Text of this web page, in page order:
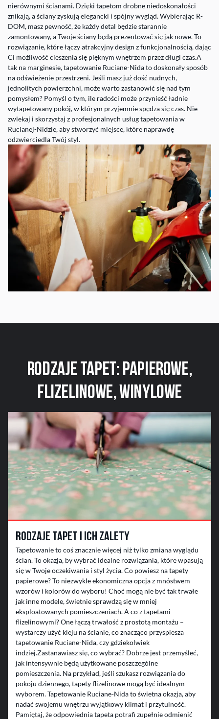
nierównymi ścianami. Dzięki tapetom drobne niedoskonałości
znikają, a ściany zyskują elegancki i spójny wygląd. Wybierając R-
DOM, masz pewność, że każdy detal będzie starannie
zamontowany, a Twoje ściany będą prezentować się jak nowe. To
rozwiązanie, które łączy atrakcyjny design z funkcjonalnością, dając
Ci możliwość cieszenia się pięknym wnętrzem przez długi czas.A
tak na marginesie, tapetowanie Ruciane-Nida to doskonały sposób
na odświeżenie przestrzeni. Jeśli masz już dość nudnych,
jednolitych powierzchni, może warto zastanowić się nad tym
pomysłem? Pomyśl o tym, ile radości może przynieść ładnie
wytapetowany pokój, w którym przyjemnie spędza się czas. Nie
zwlekaj i skorzystaj z profesjonalnych usług tapetowania w
Rucianej-Nidzie, aby stworzyć miejsce, które naprawdę
odzwierciedla Twój styl.
Rodzaje tapet:Papierowe,
flizelinowe, winylowe
Rodzaje tapet i ich zalety
Tapetowanie to coś znacznie więcej niż tylko zmiana wyglądu
ścian. To okazja, by wybrać idealne rozwiązania, które wpasują
się w Twoje oczekiwania i styl życia. Co powiesz na tapety
papierowe? To niezwykle ekonomiczna opcja z mnóstwem
wzorów i kolorów do wyboru! Choć mogą nie być tak trwałe
jak inne modele, świetnie sprawdzą się w mniej
eksploatowanych pomieszczeniach. A co z tapetami
flizelinowymi? One łączą trwałość z prostotą montażu –
wystarczy użyć kleju na ścianie, co znacząco przyspiesza
tapetowanie Ruciane-Nida, czy gdziekolwiek
indziej.Zastanawiasz się, co wybrać? Dobrze jest przemyśleć,
jak intensywnie będą użytkowane poszczególne
pomieszczenia. Na przykład, jeśli szukasz rozwiązania do
pokoju dziennego, tapety flizelinowe mogą być idealnym
wyborem. Tapetowanie Ruciane-Nida to świetna okazja, aby
nadać swojemu wnętrzu wyjątkowy klimat i przytulność.
Pamiętaj, że odpowiednia tapeta potrafi zupełnie odmienić